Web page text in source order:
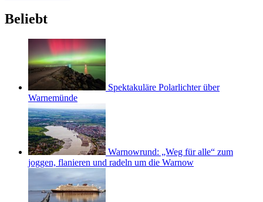
Beliebt
Spektakuläre Polarlichter über
Warnemünde
Warnowrund: „Weg für alle“ zum
joggen, flanieren und radeln um die Warnow